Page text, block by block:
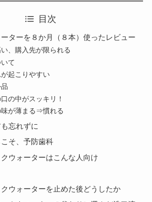
目次
ターを８か月（８本）使ったレビュー
、購入先が限られる
て
起こりやすい
の中がスッキリ！
味が薄まる⇒慣れる
忘れずに
そ、予防歯科
ウォーターはこんな人向け
ウォーターを止めた後どうしたか